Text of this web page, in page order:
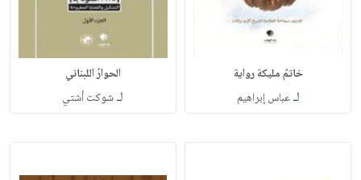
خاتمُ مليكة رواية
لـعباس إبراهيم
الحوارُ اللبناني
لـشوكت أشتي